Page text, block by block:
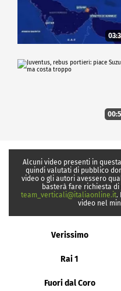
Alcuni video presenti in
quindi valutati di pubblico
video o gli autori avessero
basterà fare richiesta di
team_verticali@italiaonline.it.
video nel
Verissimo
Rai 1
Fuori dal Coro